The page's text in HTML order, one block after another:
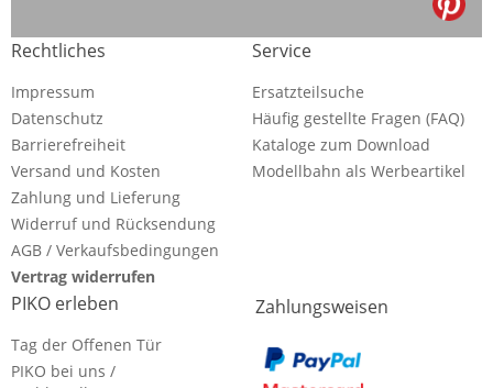
Rechtliches
Impressum
Datenschutz
Barrierefreiheit
Versand und Kosten
Zahlung und Lieferung
Widerruf und Rücksendung
AGB / Verkaufsbedingungen
Vertrag widerrufen
Service
Ersatzteilsuche
Häufig gestellte Fragen (FAQ)
Kataloge zum Download
Modellbahn als Werbeartikel
PIKO erleben
Tag der Offenen Tür
PIKO bei uns /
Zahlungsweisen